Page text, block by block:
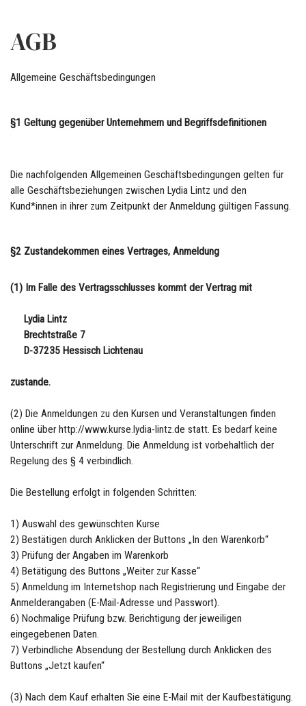
AGB
Allgemeine Geschäftsbedingungen
§1 Geltung gegenüber Unternehmern und Begriffsdefinitionen
Die nachfolgenden Allgemeinen Geschäftsbedingungen gelten für
alle Geschäftsbeziehungen zwischen Lydia Lintz und den
Kund*innen in ihrer zum Zeitpunkt der Anmeldung gültigen Fassung.
§2 Zustandekommen eines Vertrages, Anmeldung
(1) Im Falle des Vertragsschlusses kommt der Vertrag mit
Lydia Lintz
Brechtstraße 7
D-37235 Hessisch Lichtenau
zustande.
(2) Die Anmeldungen zu den Kursen und Veranstaltungen finden
online über http://www.kurse.lydia-lintz.de statt. Es bedarf keine
Unterschrift zur Anmeldung. Die Anmeldung ist vorbehaltlich der
Regelung des § 4 verbindlich.
Die Bestellung erfolgt in folgenden Schritten:
1) Auswahl des gewünschten Kurse
2) Bestätigen durch Anklicken der Buttons „In den Warenkorb“
3) Prüfung der Angaben im Warenkorb
4) Betätigung des Buttons „Weiter zur Kasse“
5) Anmeldung im Internetshop nach Registrierung und Eingabe der
Anmelderangaben (E-Mail-Adresse und Passwort).
6) Nochmalige Prüfung bzw. Berichtigung der jeweiligen
eingegebenen Daten.
7) Verbindliche Absendung der Bestellung durch Anklicken des
Buttons „Jetzt kaufen“
(3) Nach dem Kauf erhalten Sie eine E-Mail mit der Kaufbestätigung.